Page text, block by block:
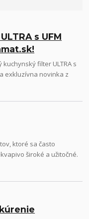
s UFM
filter ULTRA s
exkluzívna novinka z
ktoré sa často
široké a užitočné.